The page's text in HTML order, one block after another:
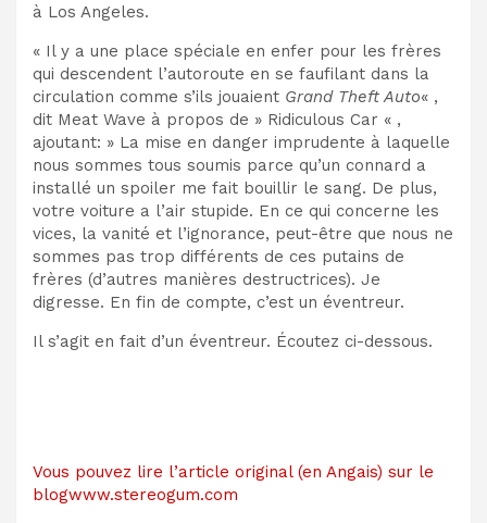
à Los Angeles.
« Il y a une place spéciale en enfer pour les frères
qui descendent l’autoroute en se faufilant dans la
circulation comme s’ils jouaient Grand Theft Auto« ,
dit Meat Wave à propos de » Ridiculous Car « ,
ajoutant: » La mise en danger imprudente à laquelle
nous sommes tous soumis parce qu’un connard a
installé un spoiler me fait bouillir le sang. De plus,
votre voiture a l’air stupide. En ce qui concerne les
vices, la vanité et l’ignorance, peut-être que nous ne
sommes pas trop différents de ces putains de
frères (d’autres manières destructrices). Je
digresse. En fin de compte, c’est un éventreur.
Il s’agit en fait d’un éventreur. Écoutez ci-dessous.
Vous pouvez lire l’article original (en Angais) sur le
blogwww.stereogum.com